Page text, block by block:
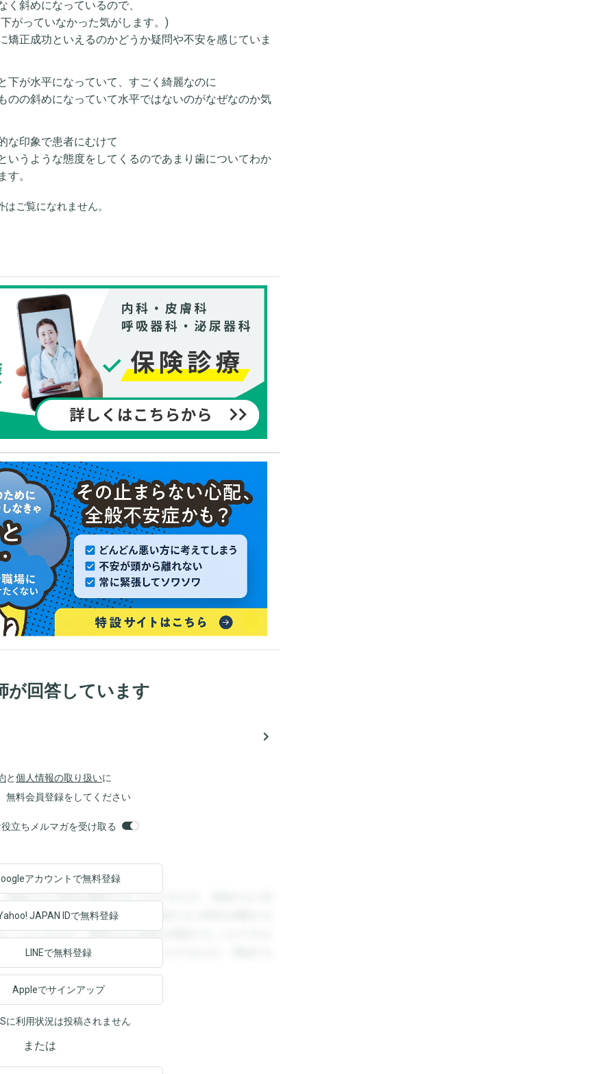
斜めになっているので、
がっていなかった気がします。)
正成功といえるのかどうか疑問や不安を感じていま
下が水平になっていて、すごく綺麗なのに
のの斜めになっていて水平ではないのがなぜなのか気
な印象で患者にむけて
いうような態度をしてくるのであまり歯についてわか
。
ご覧になれません。
が回答しています
navigate_next
と個人情報の取り扱いに
無料会員登録をしてください
立ちメルマガを受け取る
録すると回答を閲覧することができます。登録すると回
を閲覧することができます。登録すると回答を閲覧する
とができます。登録すると回答を閲覧することができま
。登録すると回答を閲覧することができます。登録する
アカウントで無料登録
JAPAN IDで無料登録
LINEで無料登録
Appleでサインアップ
に利用状況は投稿されません
または